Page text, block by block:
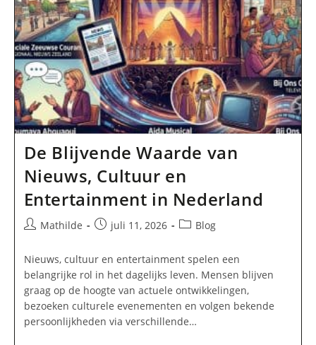
De Blijvende Waarde van
Nieuws, Cultuur en
Entertainment in Nederland
BerichtMathilde
Berichtjuli 11, 2026 Berichtcategorie:
Blog
Nieuws, cultuur en entertainment spelen een
belangrijke rol in het dagelijks leven. Mensen blijven
graag op de hoogte van actuele ontwikkelingen,
bezoeken culturele evenementen en volgen bekende
persoonlijkheden via verschillende…